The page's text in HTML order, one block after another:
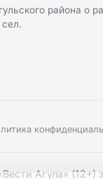
района о
Агула»